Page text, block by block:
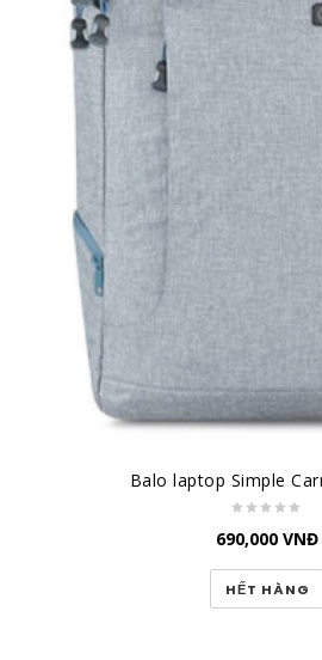
Balo laptop Simple
690,000 VNĐ
HẾT HÀNG